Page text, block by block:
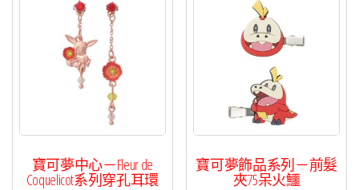
寶可夢中心－Fleur de
Coquelicot系列穿孔耳環
寶可夢飾品系列－前髮
夾75呆火鱷